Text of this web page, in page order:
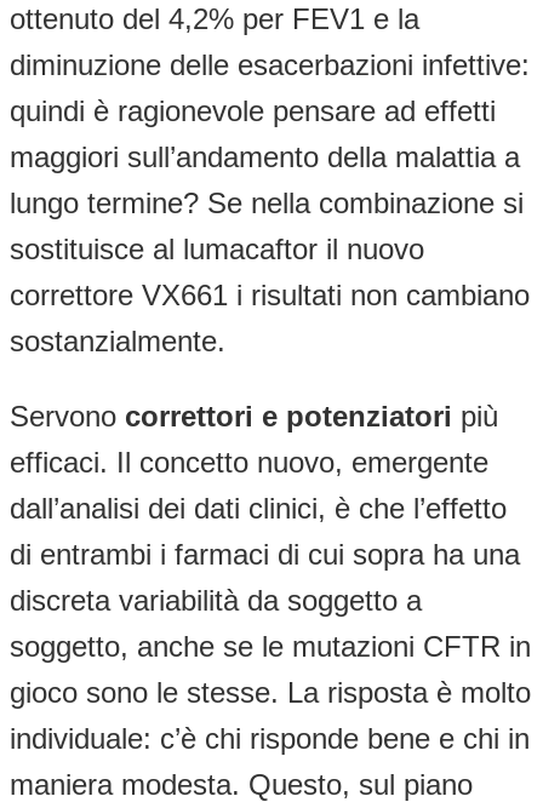
ottenuto del 4,2% per FEV1 e la
diminuzione delle esacerbazioni infettive:
quindi è ragionevole pensare ad effetti
maggiori sull’andamento della malattia a
lungo termine? Se nella combinazione si
sostituisce al lumacaftor il nuovo
correttore VX661 i risultati non cambiano
sostanzialmente.
Servono correttori e potenziatori più
efficaci. Il concetto nuovo, emergente
dall’analisi dei dati clinici, è che l’effetto
di entrambi i farmaci di cui sopra ha una
discreta variabilità da soggetto a
soggetto, anche se le mutazioni CFTR in
gioco sono le stesse. La risposta è molto
individuale: c’è chi risponde bene e chi in
maniera modesta. Questo, sul piano